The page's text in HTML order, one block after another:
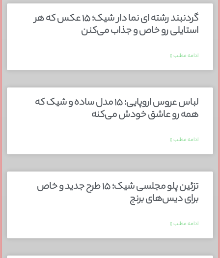
گردنبند رشته ای نما دار شیک؛ ۱۵ عکس که هر
استایلی رو خاص و جذاب می‌کنن
ادامه مطلب »
لباس عروس اروپایی؛ ۱۵ مدل ساده و شیک که
همه رو عاشق خودش می‌کنه
ادامه مطلب »
تزئین پلو مجلسی شیک؛ ۱۵ طرح جدید و خاص
برای دیس‌های برنج
ادامه مطلب »